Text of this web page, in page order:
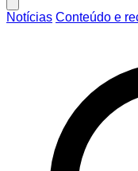
Notícias Conteúdo e